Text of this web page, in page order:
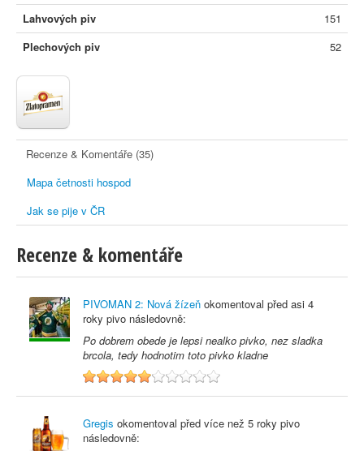
Lahvových piv
151
Plechových piv
52
Recenze & Komentáře (35)
Mapa četnosti hospod
Jak se pije v ČR
Recenze & komentáře
PIVOMAN 2: Nová žízeň okomentoval před asi 4
roky pivo následovně:
Po dobrem obede je lepsi nealko pivko, nez sladka
brcola, tedy hodnotim toto pivko kladne
5
Gregis okomentoval před více než 5 roky pivo
následovně: